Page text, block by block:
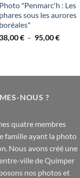
prix :
38,00 €
95,00 €
Photo "Penmarc'h : Les
phares sous les aurores
boréales"
38,00€ – 95,00€Plage
à
NOUS ?
quatre membres
famille ayant la photo
Nous avons créé une
ville de Quimper
nos photos et